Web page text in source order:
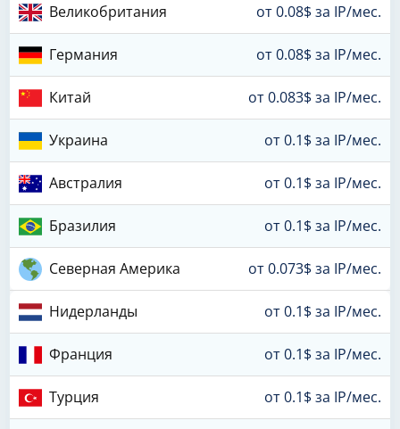
Великобритания от 0.08$ за IP/мес.
Германия от 0.08$ за IP/мес.
Китай от 0.083$ за IP/мес.
Украина от 0.1$ за IP/мес.
Австралия от 0.1$ за IP/мес.
Бразилия от 0.1$ за IP/мес.
Северная Америка от 0.073$ за IP/мес.
Нидерланды от 0.1$ за IP/мес.
Франция от 0.1$ за IP/мес.
Турция от 0.1$ за IP/мес.